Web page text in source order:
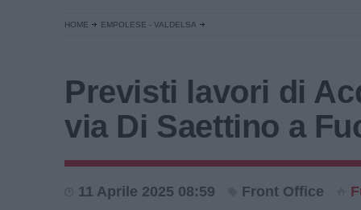
HOME EMPOLESE - VALDELSA
Previsti lavori di
via Di Saettino a
11 Aprile 2025 08:59 Front Office